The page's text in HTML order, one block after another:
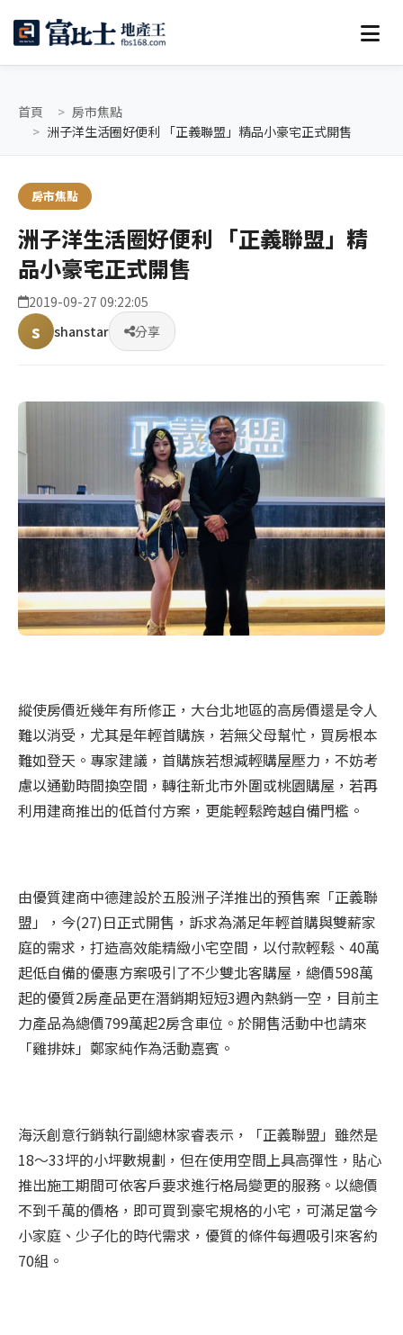
首頁
房市焦點
洲子洋生活圈好便利 「正義聯盟」精品小豪宅正式開售
房市焦點
洲子洋生活圈好便利 「正義聯盟」精
品小豪宅正式開售
2019-09-27 09:22:05
s shanstar 分享
縱使房價近幾年有所修正，大台北地區的高房價還是令人
難以消受，尤其是年輕首購族，若無父母幫忙，買房根本
難如登天。專家建議，首購族若想減輕購屋壓力，不妨考
慮以通勤時間換空間，轉往新北市外圍或桃園購屋，若再
利用建商推出的低首付方案，更能輕鬆跨越自備門檻。
由優質建商中德建設於五股洲子洋推出的預售案「正義聯
盟」，今(27)日正式開售，訴求為滿足年輕首購與雙薪家
庭的需求，打造高效能精緻小宅空間，以付款輕鬆、40萬
起低自備的優惠方案吸引了不少雙北客購屋，總價598萬
起的優質2房產品更在潛銷期短短3週內熱銷一空，目前主
力產品為總價799萬起2房含車位。於開售活動中也請來
「雞排妹」鄭家純作為活動嘉賓。
海沃創意行銷執行副總林家睿表示，「正義聯盟」雖然是
18～33坪的小坪數規劃，但在使用空間上具高彈性，貼心
推出施工期間可依客戶要求進行格局變更的服務。以總價
不到千萬的價格，即可買到豪宅規格的小宅，可滿足當今
小家庭、少子化的時代需求，優質的條件每週吸引來客約
70組。